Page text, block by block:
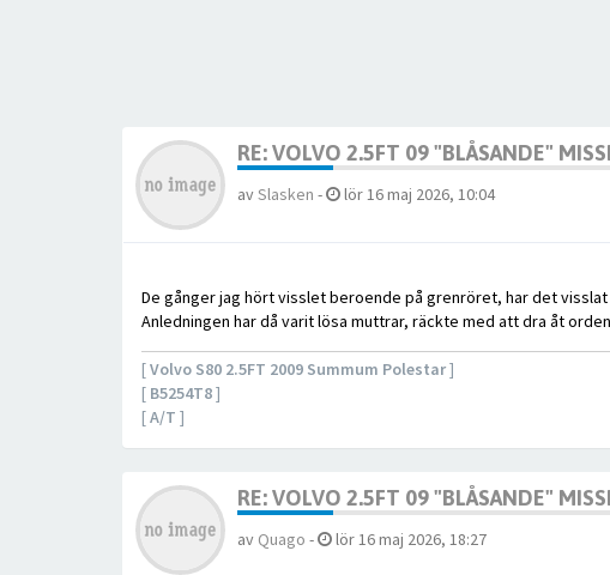
RE: VOLVO 2.5FT 09 "BLÅSANDE"
avSlasken - lör 16 maj 2026, 10:04
De gånger jag hört visslet beroende på grenröret, har det
Anledningen har då varit lösa muttrar, räckte med att dra åt
[Volvo S80 2.5FT 2009 Summum Polestar]
[ B5254T8]
[A/T ]
RE: VOLVO 2.5FT 09 "BLÅSANDE"
av Quago - lör 16 maj 2026, 18:27